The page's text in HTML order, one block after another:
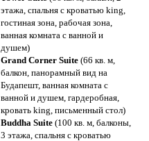
этажа, спальня с кроватью king,
гостиная зона, рабочая зона,
ванная комната с ванной и
душем)
Grand Corner Suite (66 кв. м,
балкон, панорамный вид на
Будапешт, ванная комната с
ванной и душем, гардеробная,
кровать king, письменный стол)
Buddha Suite (100 кв. м, балконы,
3 этажа, спальня с кроватью